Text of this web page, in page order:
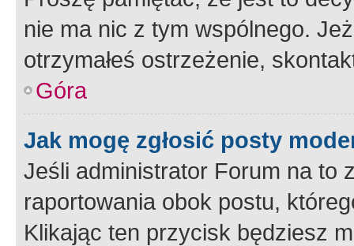
nie ma nic z tym wspólnego.
otrzymałeś ostrzeżenie,
Góra
Jak mogę zgłosić posty
Jeśli administrator Forum na to
raportowania obok postu,
Klikając ten przycisk będziesz